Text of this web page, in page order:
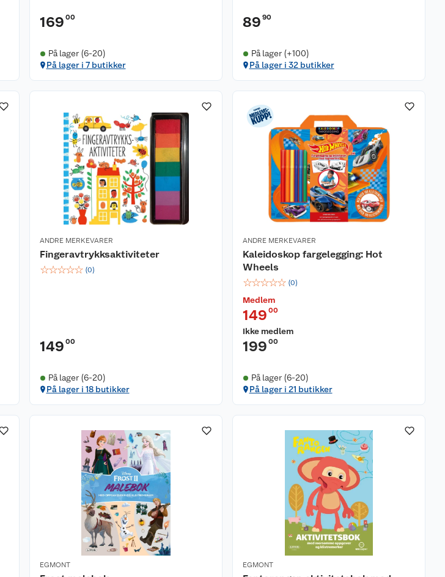
169 00
På lager (6-20)
På lager i 7 butikker
89 90
På lager (+100)
På lager i 32 butikker
ANDRE MERKEVARER
Fingeravtrykksaktiviteter
☆☆☆☆☆ (0)
149 00
På lager (6-20)
På lager i 18 butikker
ANDRE MERKEVARER
Kaleidoskop fargelegging: Hot
Wheels
☆☆☆☆☆ (0)
Medlem
149 00
Ikke medlem
199 00
På lager (6-20)
På lager i 21 butikker
EGMONT EGMONT